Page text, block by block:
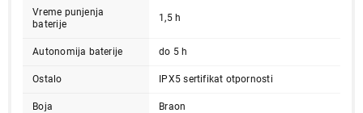
Vreme punjenja
baterije
1,5 h
Autonomija baterije do 5 h
Ostalo IPX5 sertifikat otpornosti
Boja Braon
Proizvod je dodat u korpu.
Ukupno u korpi: 0,00
Nastavi kupovinu